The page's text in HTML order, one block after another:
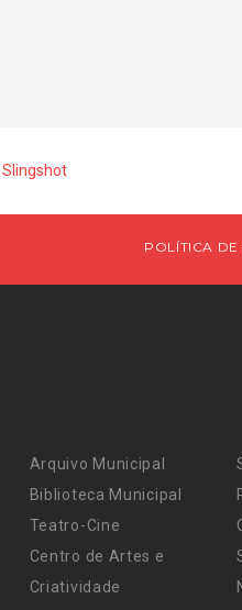
Slingshot
POLÍTICA
Arquivo Municipal
Biblioteca Municipal
Teatro-Cine
Centro de Artes e
Criatividade